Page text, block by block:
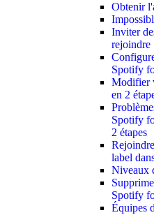
Obtenir
Inviter
rejoindre
Spotify
Modifier
en 2
Spotify
2 étapes
label
Niveaux
Spotify
Équipes